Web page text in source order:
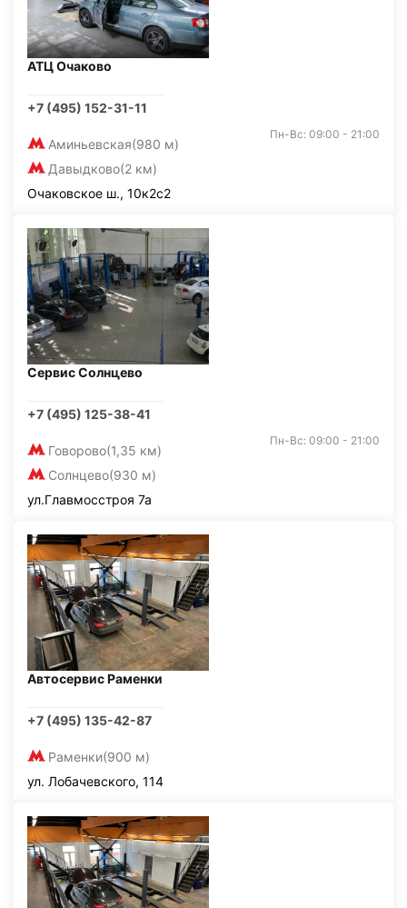
АТЦ Очаково
+7 (495) 152-31-11
Аминьевская(980 м)
Давыдково(2 км)
Пн-Вс: 09:00 - 21:00
Очаковское ш., 10к2с2
Сервис Солнцево
+7 (495) 125-38-41
Говорово(1,35 км)
Солнцево(930 м)
Пн-Вс: 09:00 - 21:00
ул.Главмосстроя 7а
Автосервис Раменки
+7 (495) 135-42-87
Раменки(900 м)
ул. Лобачевского, 114